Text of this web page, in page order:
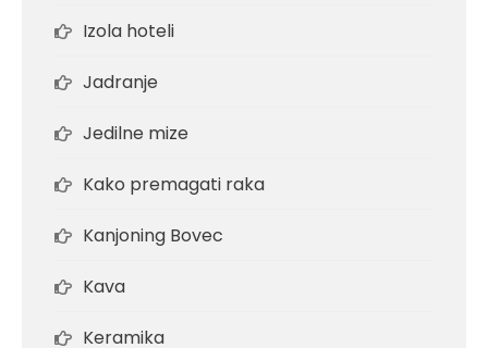
Izola hoteli
Jadranje
Jedilne mize
Kako premagati raka
Kanjoning Bovec
Kava
Keramika